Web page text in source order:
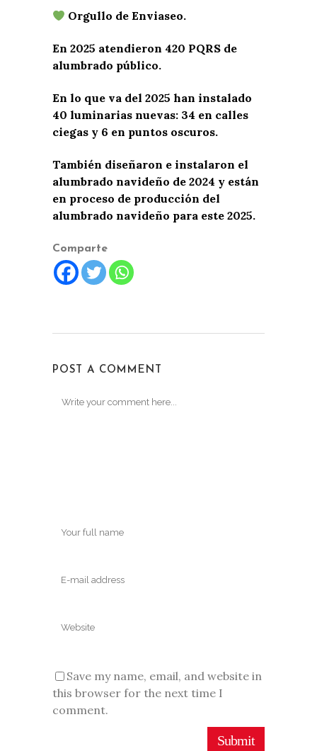
Orgullo de Enviaseo.
En 2025 atendieron 420 PQRS de
alumbrado público.
En lo que va del 2025 han instalado
40 luminarias nuevas: 34 en calles
ciegas y 6 en puntos oscuros.
También diseñaron e instalaron el
alumbrado navideño de 2024 y están
en proceso de producción del
alumbrado navideño para este 2025.
Comparte
POST A COMMENT
Save my name, email, and website in
this browser for the next time I
comment.